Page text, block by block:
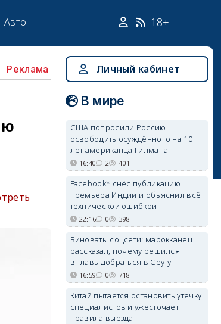
Авто 18+
Реклама Личный кабинет
В мире
США попросили Россию
освободить осуждённого на 10
лет американца Гилмана
16:40 2 401
Facebook* снёс публикацию
премьера Индии и объяснил всё
технической ошибкой
22:16 0 398
Виноваты соцсети: марокканец
рассказал, почему решился
вплавь добраться в Сеуту
16:59 0 718
Китай пытается остановить утечку
специалистов и ужесточает
правила выезда